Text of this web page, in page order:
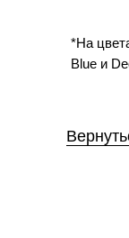
*На
Blue и